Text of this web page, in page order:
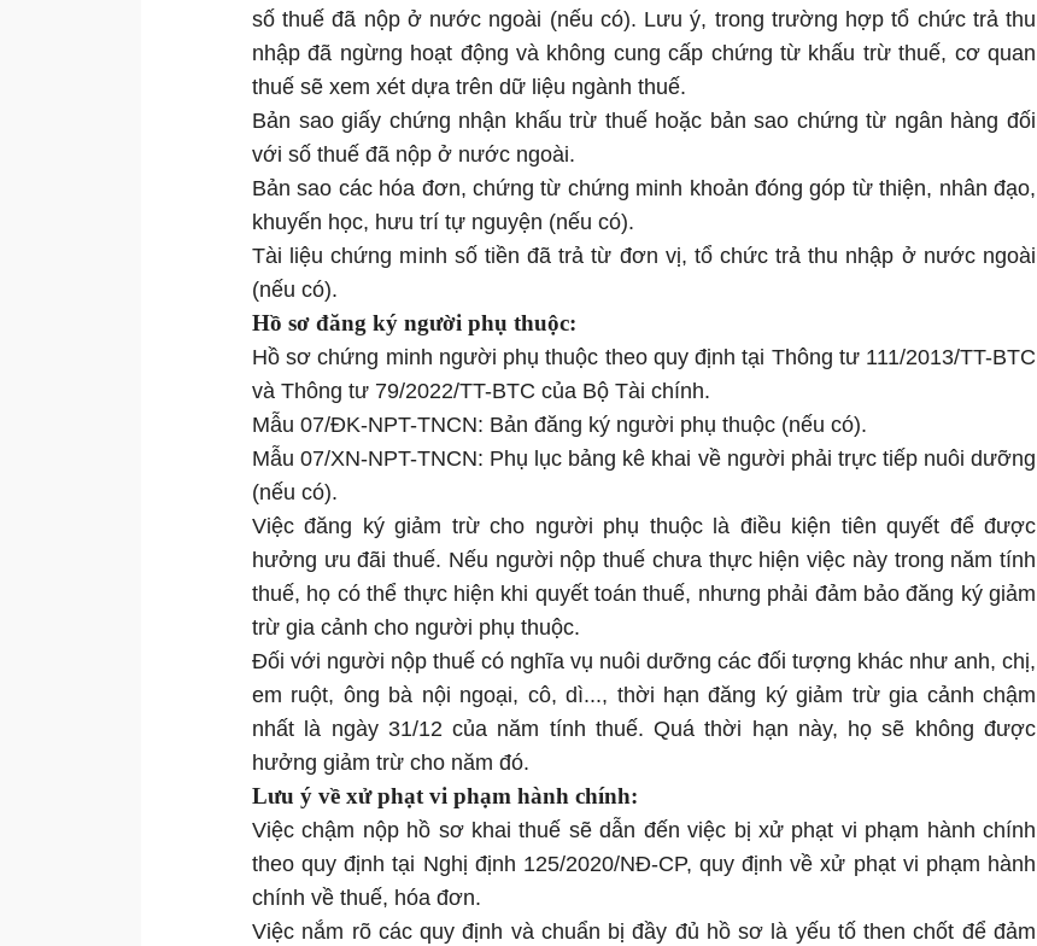
số thuế đã nộp ở nước ngoài (nếu có). Lưu ý, trong trường hợp tổ chức trả thu
nhập đã ngừng hoạt động và không cung cấp chứng từ khấu trừ thuế, cơ quan
thuế sẽ xem xét dựa trên dữ liệu ngành thuế.
Bản sao giấy chứng nhận khấu trừ thuế hoặc bản sao chứng từ ngân hàng đối
với số thuế đã nộp ở nước ngoài.
Bản sao các hóa đơn, chứng từ chứng minh khoản đóng góp từ thiện, nhân đạo,
khuyến học, hưu trí tự nguyện (nếu có).
Tài liệu chứng minh số tiền đã trả từ đơn vị, tổ chức trả thu nhập ở nước ngoài
(nếu có).
Hồ sơ đăng ký người phụ thuộc:
Hồ sơ chứng minh người phụ thuộc theo quy định tại Thông tư 111/2013/TT-BTC
và Thông tư 79/2022/TT-BTC của Bộ Tài chính.
Mẫu 07/ĐK-NPT-TNCN: Bản đăng ký người phụ thuộc (nếu có).
Mẫu 07/XN-NPT-TNCN: Phụ lục bảng kê khai về người phải trực tiếp nuôi dưỡng
(nếu có).
Việc đăng ký giảm trừ cho người phụ thuộc là điều kiện tiên quyết để được
hưởng ưu đãi thuế. Nếu người nộp thuế chưa thực hiện việc này trong năm tính
thuế, họ có thể thực hiện khi quyết toán thuế, nhưng phải đảm bảo đăng ký giảm
trừ gia cảnh cho người phụ thuộc.
Đối với người nộp thuế có nghĩa vụ nuôi dưỡng các đối tượng khác như anh, chị,
em ruột, ông bà nội ngoại, cô, dì..., thời hạn đăng ký giảm trừ gia cảnh chậm
nhất là ngày 31/12 của năm tính thuế. Quá thời hạn này, họ sẽ không được
hưởng giảm trừ cho năm đó.
Lưu ý về xử phạt vi phạm hành chính:
Việc chậm nộp hồ sơ khai thuế sẽ dẫn đến việc bị xử phạt vi phạm hành chính
theo quy định tại Nghị định 125/2020/NĐ-CP, quy định về xử phạt vi phạm hành
chính về thuế, hóa đơn.
Việc nắm rõ các quy định và chuẩn bị đầy đủ hồ sơ là yếu tố then chốt để đảm